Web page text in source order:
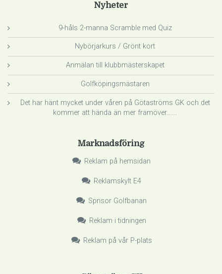
Nyheter
9-håls 2-manna Scramble med Quiz
Nybörjarkurs / Grönt kort
Anmälan till klubbmästerskapet
Golfköpingsmästaren
Det har hänt mycket under våren på Götaströms GK och det
kommer att hända än mer framöver…….
Marknadsföring
Reklam på hemsidan
Reklamskylt E4
Spnsor Golfbanan
Reklam i tidningen
Reklam på vår P-plats